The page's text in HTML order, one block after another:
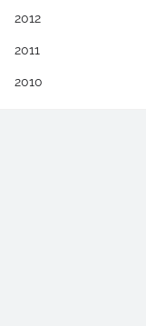
2012
2011
2010